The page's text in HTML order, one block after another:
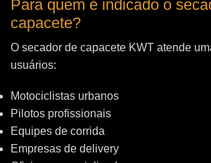
Para quem é indicado o
capacete?
O secador de capacete KWT atende
usuários:
Motociclistas urbanos
Pilotos profissionais
Equipes de corrida
Empresas de delivery